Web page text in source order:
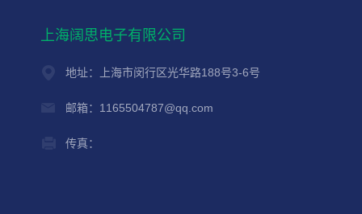
上海阔思电子有限公司
地址：上海市闵行区光华路188号3-6号
邮箱：1165504787@qq.com
传真：